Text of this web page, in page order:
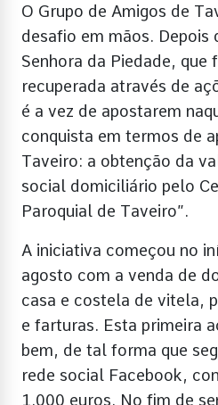
O Grupo de Amigos de
desafio em mãos. Depois
Senhora da Piedade,
recuperada através de
é a vez de apostarem
conquista em termos de
Taveiro: a obtenção da
social domiciliário pelo
Paroquial de Taveiro”.
A iniciativa começou no
agosto com a venda de
casa e costela de vitela,
e farturas. Esta primeira
bem, de tal forma que
rede social Facebook,
1.000 euros. No fim de